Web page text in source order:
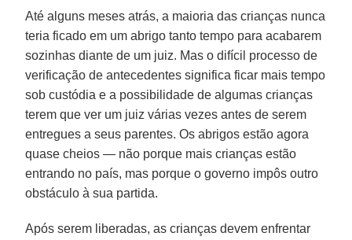
Até alguns meses atrás, a maioria das crianças nunca
teria ficado em um abrigo tanto tempo para acabarem
sozinhas diante de um juiz. Mas o difícil processo de
verificação de antecedentes significa ficar mais tempo
sob custódia e a possibilidade de algumas crianças
terem que ver um juiz várias vezes antes de serem
entregues a seus parentes. Os abrigos estão agora
quase cheios — não porque mais crianças estão
entrando no país, mas porque o governo impôs outro
obstáculo à sua partida.
Após serem liberadas, as crianças devem enfrentar